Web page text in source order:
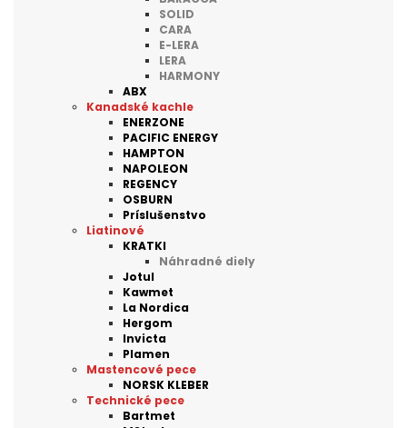
SOLID
CARA
E-LERA
LERA
HARMONY
ABX
Kanadské kachle
ENERZONE
PACIFIC ENERGY
HAMPTON
NAPOLEON
REGENCY
OSBURN
Príslušenstvo
Liatinové
KRATKI
Náhradné diely
Jotul
Kawmet
La Nordica
Hergom
Invicta
Plamen
Mastencové pece
NORSK KLEBER
Technické pece
Bartmet